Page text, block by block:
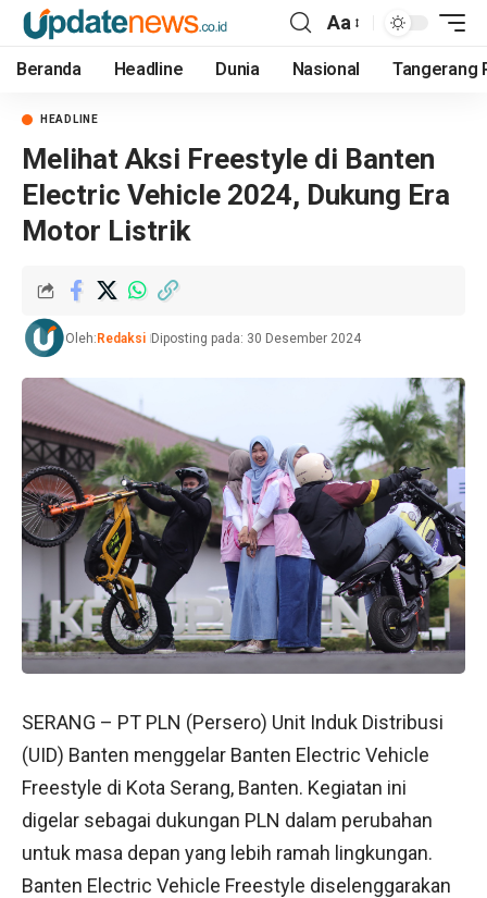
Aa
Beranda Headline Dunia Nasional Tangerang
HEADLINE
Melihat Aksi Freestyle di Banten
Electric Vehicle 2024, Dukung Era
Motor Listrik
Oleh: Redaksi Diposting pada: 30 Desember 2024
SERANG – PT PLN (Persero) Unit Induk Distribusi
(UID) Banten menggelar Banten Electric Vehicle
Freestyle di Kota Serang, Banten. Kegiatan ini
digelar sebagai dukungan PLN dalam perubahan
untuk masa depan yang lebih ramah lingkungan.
Banten Electric Vehicle Freestyle diselenggarakan